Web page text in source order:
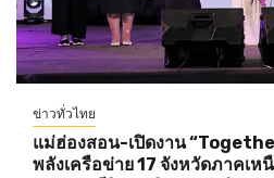
ข่าวทั่วไทย
แม่ฮ่องสอน-เปิดงาน
พลังเครือข่าย 17 จังหวัดภาคเห